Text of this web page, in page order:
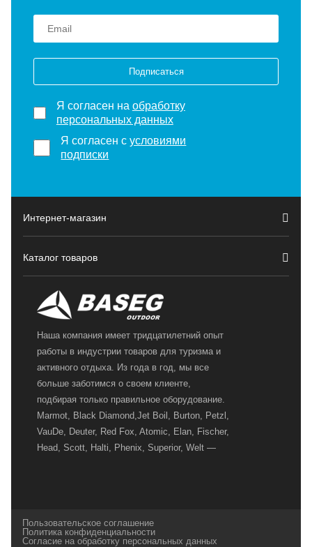
Подписаться
Я согласен на обработку
персональных данных
Я согласен сусловиями
подписки
Интернет-магазин
Каталог товаров
Наша компания имеет тридцатилетний опыт
работы в индустрии товаров для туризма и
активного отдыха. Из года в год, мы все
больше заботимся о своем клиенте,
подбирая только правильное оборудование.
Marmot, Black Diamond,Jet Boil, Burton, Petzl,
VauDe, Deuter, Red Fox, Atomic, Elan, Fischer,
Head, Scott, Halti, Phenix, Superior, Welt —
и взыскательных путешественников,
спортсменов и отдыхающих.
Пользовательское соглашение
Политика конфиденциальности
Согласие на обработку персональных данных